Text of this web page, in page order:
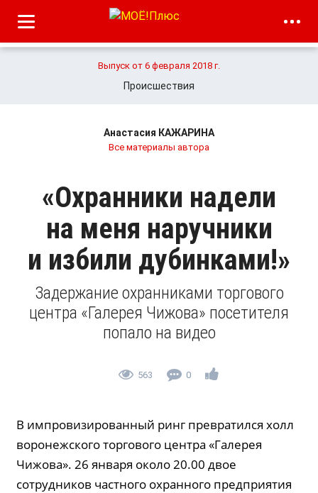
Выпуск от 6 февраля 2018 г.
Происшествия
Анастасия КАЖАРИНА
Все материалы автора
«Охранники надели
на меня наручники
и избили дубинками!»
Задержание охранниками торгового
центра «Галерея Чижова» посетителя
попало на видео
563 0
В импровизированный ринг превратился холл
воронежского торгового центра «Галерея
Чижова». 26 января около 20.00 двое
сотрудников частного охранного предприятия